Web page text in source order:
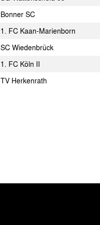
16:15 Uhr
Bonner SC
1. FC Kaan-Marienborn
SC Wiedenbrück
1. FC Köln II
TV Herkenrath